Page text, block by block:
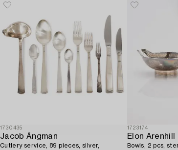
1730435
Jacob Ängman
Cutlery service, 89 pieces, silver,
1723174
Elon Arenhill
Bowls, 2 pcs,